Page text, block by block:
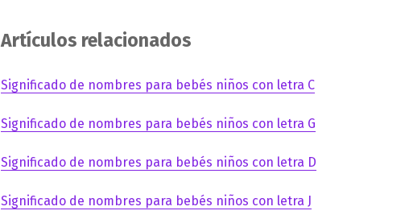
Artículos relacionados
Significado de nombres para bebés niños con letra C
Significado de nombres para bebés niños con letra G
Significado de nombres para bebés niños con letra D
Significado de nombres para bebés niños con letra J